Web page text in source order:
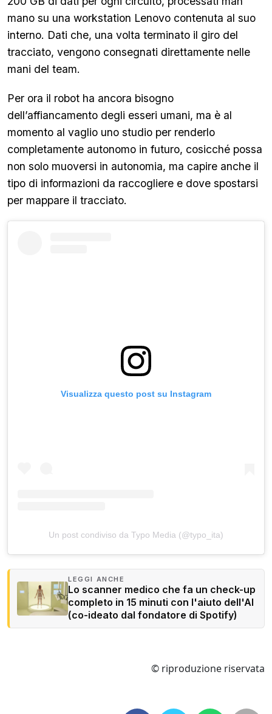
mano su una workstation Lenovo contenuta al suo
interno. Dati che, una volta terminato il giro del
tracciato, vengono consegnati direttamente nelle
mani del team.
Per ora il robot ha ancora bisogno
dell’affiancamento degli esseri umani, ma è al
momento al vaglio uno studio per renderlo
completamente autonomo in futuro, cosicché possa
non solo muoversi in autonomia, ma capire anche il
tipo di informazioni da raccogliere e dove spostarsi
per mappare il tracciato.
Visualizza questo post su Instagram
Un post condiviso da Typo Media (@typo_ita)
LEGGI ANCHE
Lo scanner medico che fa un check-up
completo in 15 minuti con l'aiuto dell'AI
(co-ideato dal fondatore di Spotify)
© riproduzione riservata